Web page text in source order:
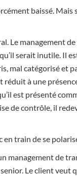
baissé. Mais
Le management
serait inutile. Il
mal catégorisé et
réduit à une
est présenté
de contrôle, il
en train de se
management de
Le client veut